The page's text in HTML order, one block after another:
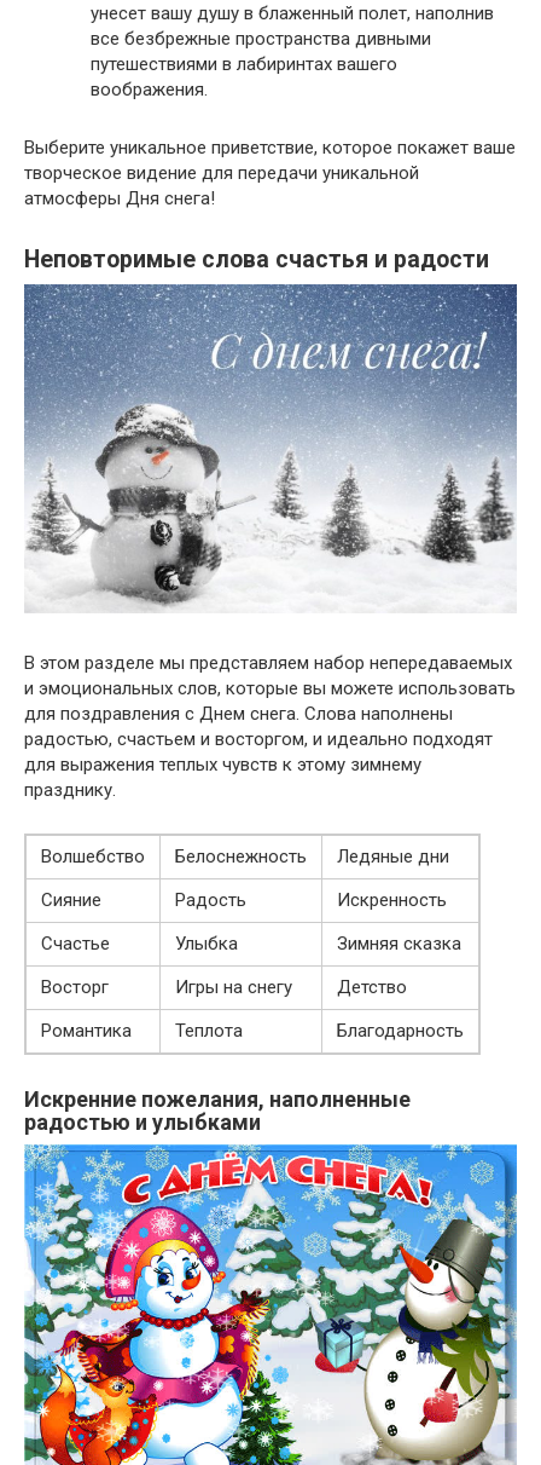
унесет вашу душу в блаженный полет, наполнив
все безбрежные пространства дивными
путешествиями в лабиринтах вашего
воображения.
Выберите уникальное приветствие, которое покажет ваше
творческое видение для передачи уникальной
атмосферы Дня снега!
Неповторимые слова счастья и радости
В этом разделе мы представляем набор непередаваемых
и эмоциональных слов, которые вы можете использовать
для поздравления с Днем снега. Слова наполнены
радостью, счастьем и восторгом, и идеально подходят
для выражения теплых чувств к этому зимнему
празднику.
Волшебство Белоснежность
Ледяные дни
Сияние
Радость
Искренность
Счастье
Улыбка
Зимняя сказка
Восторг
Игры на снегу
Детство
Романтика
Теплота Благодарность
Искренние пожелания, наполненные
радостью и улыбками